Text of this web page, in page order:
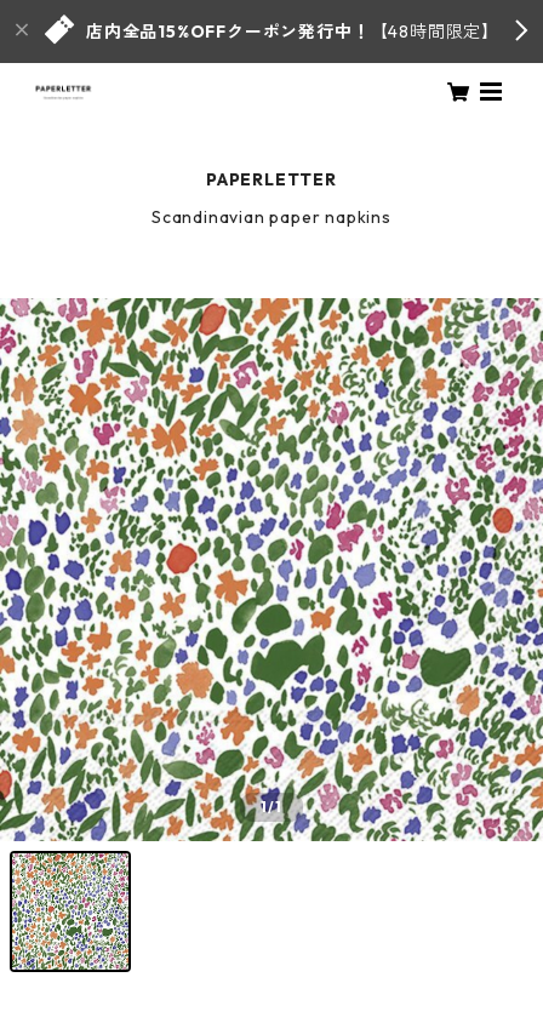
店内全品15%OFFクーポン発行中！ 【48時間限定】
PAPERLETTER
Scandinavian paper napkins
1/1